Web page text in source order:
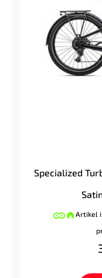
Specialized
Artikel